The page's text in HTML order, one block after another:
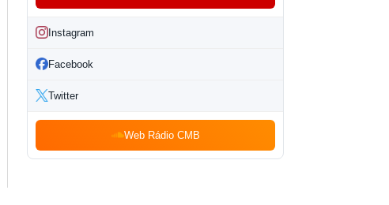
Instagram
Facebook
Twitter
Web Rádio CMB